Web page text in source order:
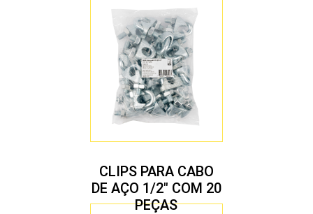
CLIPS PARA CABO
DE AÇO 1/2″ COM 20
PEÇAS